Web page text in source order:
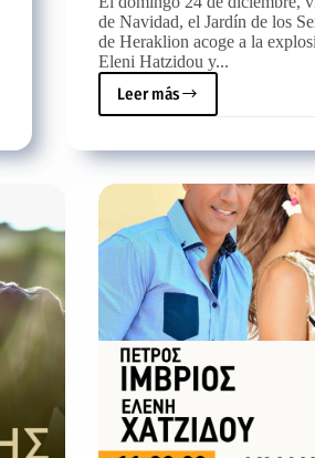
de Navidad, el Jardín de los
de Heraklion acoge a la
Eleni Hatzidou y...
Leer másCelebración
de
con
Eleni
Hatzidou
en
el
Jardín
de
los
Sentidos